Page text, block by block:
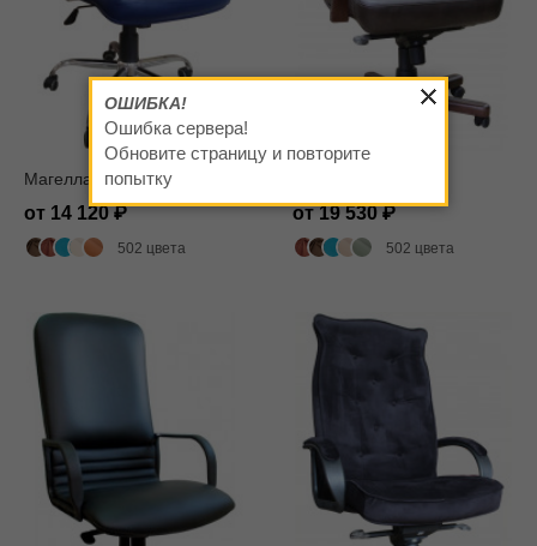
Магеллан Хром
от 14 120
502 цвета
от 19 530
502 цвета
ОШИБКА!
Ошибка сервера!
Обновите страницу и повторите
попытку